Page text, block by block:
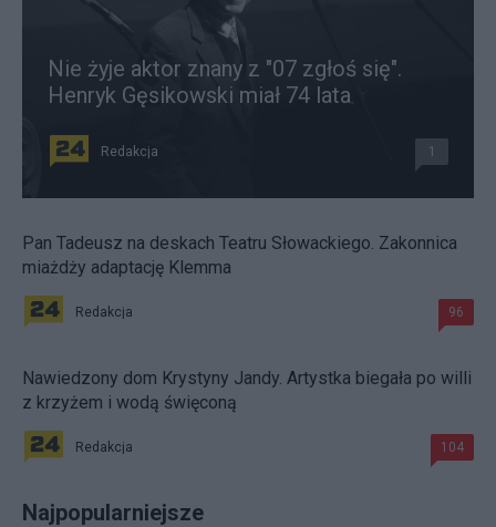
Nie żyje aktor znany z "07 zgłoś się".
Henryk Gęsikowski miał 74 lata
Redakcja 1
Pan Tadeusz na deskach Teatru Słowackiego. Zakonnica
miażdży adaptację Klemma
Redakcja 96
Nawiedzony dom Krystyny Jandy. Artystka biegała po willi
z krzyżem i wodą święconą
Redakcja 104
Najpopularniejsze